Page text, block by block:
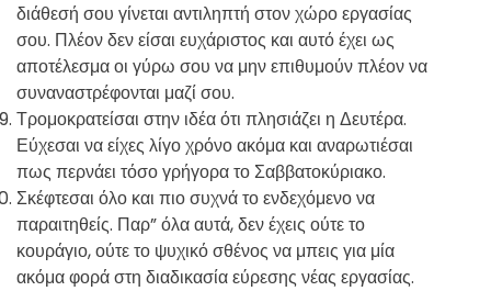
διάθεσή σου γίνεται αντιληπτή στον χώρο εργασίας
σου. Πλέον δεν είσαι ευχάριστος και αυτό έχει ως
αποτέλεσμα οι γύρω σου να μην επιθυμούν πλέον να
συναναστρέφονται μαζί σου.
Τρομοκρατείσαι στην ιδέα ότι πλησιάζει η Δευτέρα.
Εύχεσαι να είχες λίγο χρόνο ακόμα και αναρωτιέσαι
πως περνάει τόσο γρήγορα το Σαββατοκύριακο.
Σκέφτεσαι όλο και πιο συχνά το ενδεχόμενο να
παραιτηθείς. Παρ” όλα αυτά, δεν έχεις ούτε το
κουράγιο, ούτε το ψυχικό σθένος να μπεις για μία
ακόμα φορά στη διαδικασία εύρεσης νέας εργασίας.